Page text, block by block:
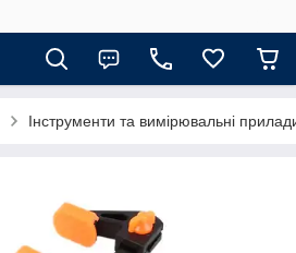
Інструменти та вимірювальні